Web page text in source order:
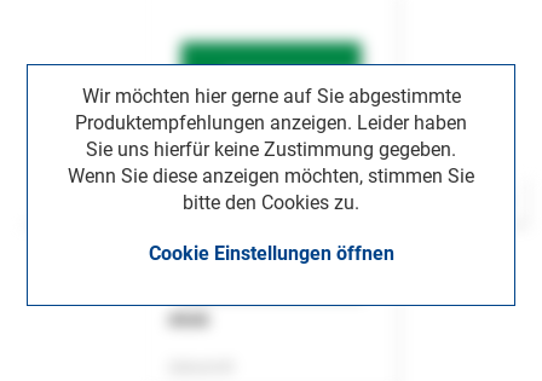
Wir möchten hier gerne auf Sie abgestimmte
Produktempfehlungen anzeigen. Leider haben
Sie uns hierfür keine Zustimmung gegeben.
Wenn Sie diese anzeigen möchten, stimmen Sie
bitte den Cookies zu.
Cookie Einstellungen öffnen